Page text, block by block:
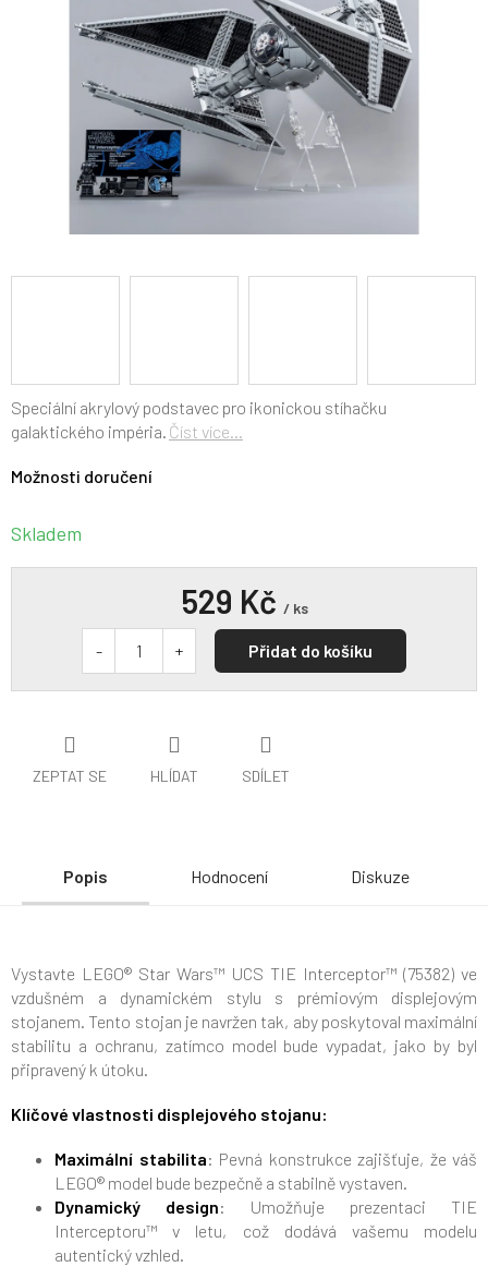
Skladem
Možnosti doručení
Speciální akrylový podstavec pro ikonickou stíhačku
galaktického impéria. Číst více...
ZEPTAT SE HLÍDAT SDÍLET
529 Kč / ks
Přidat do košíku
Popis Hodnocení Diskuze
Vystavte LEGO® Star Wars™ UCS TIE Interceptor™ (75382) ve
vzdušném a dynamickém stylu s prémiovým displejovým
stojanem. Tento stojan je navržen tak, aby poskytoval maximální
stabilitu a ochranu, zatímco model bude vypadat, jako by byl
připravený k útoku.
Klíčové vlastnosti displejového stojanu:
Maximální stabilita: Pevná konstrukce zajišťuje, že váš
LEGO® model bude bezpečně a stabilně vystaven.
Dynamický design: Umožňuje prezentaci TIE
Interceptoru™ v letu, což dodává vašemu modelu
autentický vzhled.